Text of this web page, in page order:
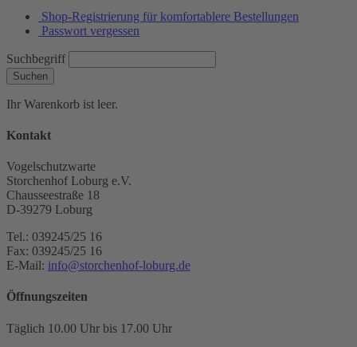
Shop-Registrierung für komfortablere Bestellungen
Passwort vergessen
Suchbegriff
Suchen
Ihr Warenkorb ist leer.
Kontakt
Vogelschutzwarte
Storchenhof Loburg e.V.
Chausseestraße 18
D-39279 Loburg
Tel.: 039245/25 16
Fax: 039245/25 16
E-Mail: info@storchenhof-loburg.de
Öffnungszeiten
Täglich 10.00 Uhr bis 17.00 Uhr